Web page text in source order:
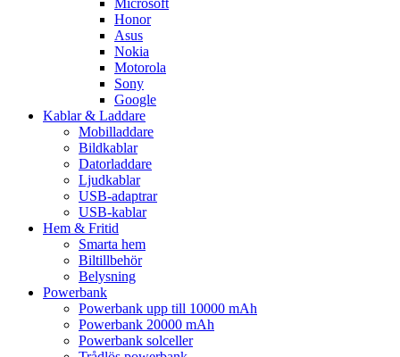
Honor
Asus
Nokia
Motorola
Sony
Google
Kablar & Laddare
Mobilladdare
Bildkablar
Datorladdare
Ljudkablar
USB-adaptrar
USB-kablar
Hem & Fritid
Smarta hem
Biltillbehör
Belysning
Powerbank
Powerbank upp till 10000 mAh
Powerbank 20000 mAh
Powerbank solceller